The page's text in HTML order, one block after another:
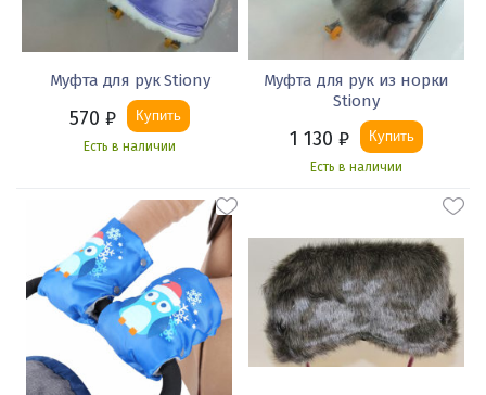
Муфта для рук Stiony
570 ₽ Купить
Есть в наличии
Муфта для рук из норки
Stiony
1 130 ₽ Купить
Есть в наличии